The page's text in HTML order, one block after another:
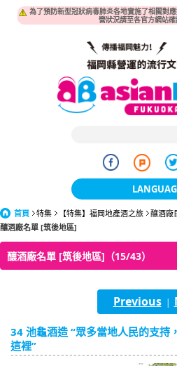
為了預防新型冠狀病毒肺炎各地實施了相關對
營狀況請至各官方網站確
日本語
한국어
簡体中文
繁體中文
English
ภาษาไทย
首頁 特集 【特集】福岡地產酒之旅
釀酒廠
釀酒廠名單 [筑後地區]
釀酒廠名單 [筑後地區]（15/43）
Previous|
34 池龜酒造 “眾多當地人民的支持
這裡”